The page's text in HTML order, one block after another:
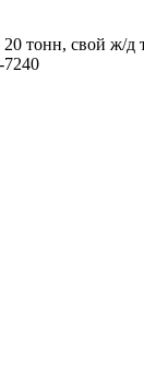
тонн, свой ж/д
7240